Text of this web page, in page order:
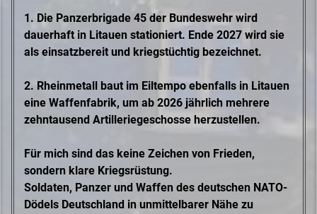
1. Die Panzerbrigade 45 der Bundeswehr wird
dauerhaft in Litauen stationiert. Ende 2027 wird sie
als einsatzbereit und kriegstüchtig bezeichnet.
2. Rheinmetall baut im Eiltempo ebenfalls in Litauen
eine Waffenfabrik, um ab 2026 jährlich mehrere
zehntausend Artilleriegeschosse herzustellen.
Für mich sind das keine Zeichen von Frieden,
sondern klare Kriegsrüstung.
Soldaten, Panzer und Waffen des deutschen NATO-
Dödels Deutschland in unmittelbarer Nähe zu